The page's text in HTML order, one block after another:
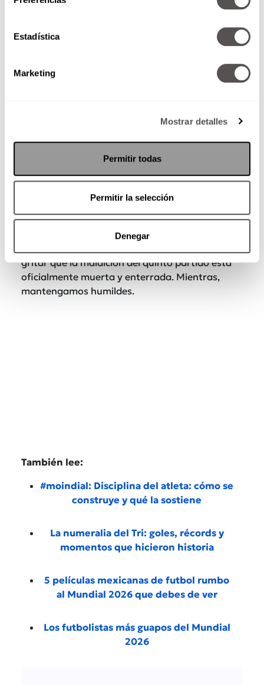
Estadística
Marketing
Mostrar detalles
Permitir todas
Permitir la selección
Denegar
A prueba de fuego
El momento de la verdad lo sabremos este
cara contra Inglaterra que viene de aplastar al
Congo. Si la Selección logra vencer a los
gritar que la maldición del quinto partido está
oficialmente muerta y enterrada. Mientras,
mantengamos humildes.
También lee:
#moindial: Disciplina del atleta: cómo se
construye y qué la sostiene
La numeralia del Tri: goles, récords y
momentos que hicieron historia
5 películas mexicanas de futbol rumbo
al Mundial 2026 que debes de ver
Los futbolistas más guapos del Mundial
2026